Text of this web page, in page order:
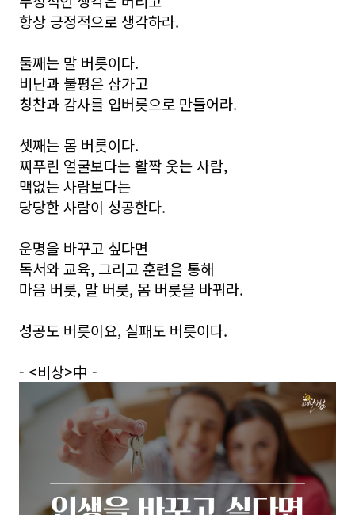
항상 긍정적으로 생각하라.
둘째는 말 버릇이다.
비난과 불평은 삼가고
칭찬과 감사를 입버릇으로 만들어라.
셋째는 몸 버릇이다.
찌푸린 얼굴보다는 활짝 웃는 사람,
맥없는 사람보다는
당당한 사람이 성공한다.
운명을 바꾸고 싶다면
독서와 교육, 그리고 훈련을 통해
마음 버릇, 말 버릇, 몸 버릇을 바꿔라.
성공도 버릇이요, 실패도 버릇이다.
- <비상>中 -